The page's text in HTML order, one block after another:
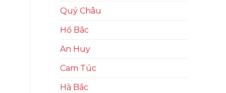
Quý Châu
Hồ Bắc
An Huy
Cam Túc
Hà Bắc